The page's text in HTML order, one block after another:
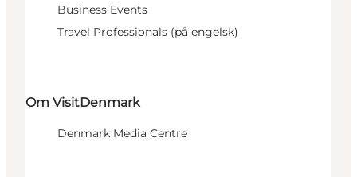
Business Events
Travel Professionals (på engelsk)
Om VisitDenmark
Denmark Media Centre